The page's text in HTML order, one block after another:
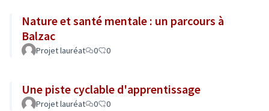
Nature et santé mentale : un parcours à
Balzac
Projet lauréat 0 0
Une piste cyclable d'apprentissage
Projet lauréat 0 0